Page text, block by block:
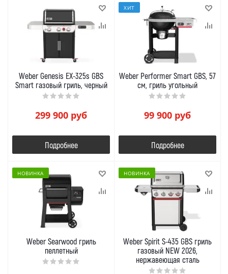
Weber Genesis EX-325s GBS
Smart газовый гриль, черный
299 900 руб
Подробнее
ХИТ
Weber Performer Smart GBS, 57
см, гриль угольный
99 900 руб
Подробнее
НОВИНКА
Weber Searwood гриль
пеллетный
НОВИНКА
Weber Spirit S-435 GBS гриль
газовый NEW 2026,
нержавеющая сталь